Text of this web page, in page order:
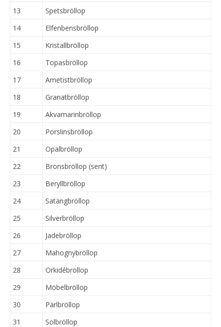
13
Spetsbröllop
14
Elfenbensbröllop
15
Kristallbröllop
16
Topasbröllop
17
Ametistbröllop
18
Granatbröllop
19
Akvamarinbröllop
20
Porslinsbröllop
21
Opalbröllop
22
Bronsbröllop (sent)
23
Beryllbröllop
24
Satängbröllop
25
Silverbröllop
26
Jadebröllop
27
Mahognybröllop
28
Orkidébröllop
29
Möbelbröllop
30
Pärlbröllop
31
Solbröllop